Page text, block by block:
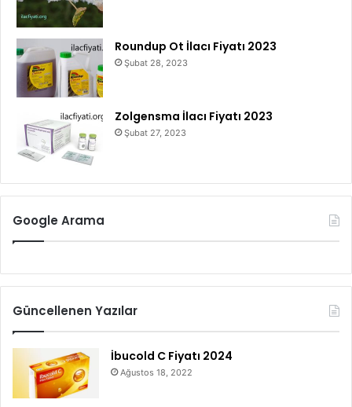
Roundup Ot İlacı Fiyatı 2023
Şubat 28, 2023
Zolgensma İlacı Fiyatı 2023
Şubat 27, 2023
Google Arama
Güncellenen Yazılar
İbucold C Fiyatı 2024
Ağustos 18, 2022